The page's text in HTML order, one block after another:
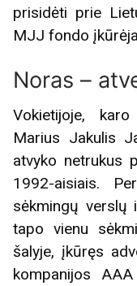
prisidėti prie
MJJ fondo
Noras –
Vokietijoje,
Marius Jakulis
atvyko netrukus
1992-aisiais.
sėkmingų verslų
tapo vienu
šalyje, įkūręs
kompanijos